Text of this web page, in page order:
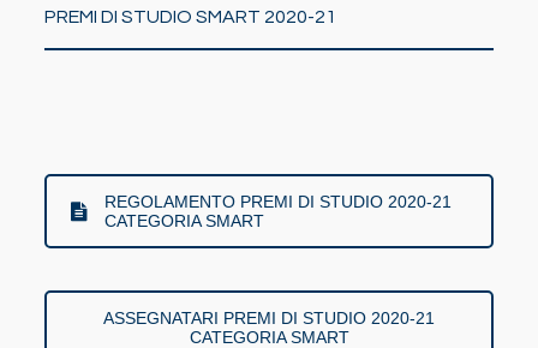
PREMI DI STUDIO SMART 2020-21
REGOLAMENTO PREMI DI STUDIO 2020-21
CATEGORIA SMART
ASSEGNATARI PREMI DI STUDIO 2020-21
CATEGORIA SMART